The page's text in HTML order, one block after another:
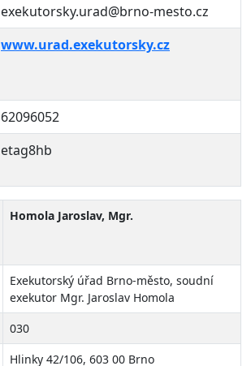
exekutorsky.urad@brno-mesto.cz
www.urad.exekutorsky.cz
62096052
etag8hb
Homola Jaroslav, Mgr.
Exekutorský úřad Brno-město, soudní
exekutor Mgr. Jaroslav Homola
030
Hlinky 42/106, 603 00 Brno